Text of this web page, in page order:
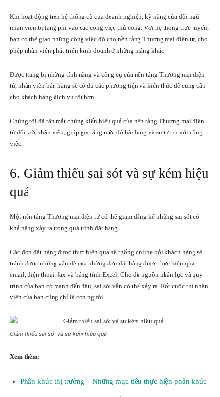
Khi hoạt động trên hệ thống cũ của doanh nghiệp, kỹ năng của đội ngũ
nhân viên bị lãng phí vào các công việc thủ công. Với hệ thống trực tuyến,
bạn có thể giao những công việc đó cho nền tảng Thương mại điện tử, cho
phép nhân viên phát triển kinh doanh ở những mảng khác.
Được trang bị những tính năng và công cụ của nền tảng Thương mại điện
tử, nhân viên bán hàng sẽ có đủ các phương tiện và kiến thức để cung cấp
cho khách hàng dịch vụ tốt hơn.
Chúng tôi đã tận mắt chứng kiến hiệu quả của nền tảng Thương mại điện
tử đối với nhân viên, giúp gia tăng mức độ hài lòng và sự tự tin với công
việc.
6. Giảm thiểu sai sót và sự kém hiệu
quả
Một nền tảng Thương mại điện tử có thể giảm đáng kể những sai sót có
khả năng xảy ra trong quá trình đặt hàng.
Các đơn đặt hàng được thực hiện qua hệ thống online bởi khách hàng sẽ
tránh được những vấn đề của những đơn đặt hàng được thực hiện qua
email, điện thoại, fax và bảng tính Excel. Cho dù nguồn nhân lực và quy
trình của bạn có mạnh đến đâu, sai sót vẫn có thể xảy ra. Rốt cuộc thì nhân
viên của bạn cũng chỉ là con người.
Giảm thiểu sai sót và sự kém hiệu quả
Xem thêm:
Phân khúc thị trường – Những mục tiêu thực hiện phân khúc